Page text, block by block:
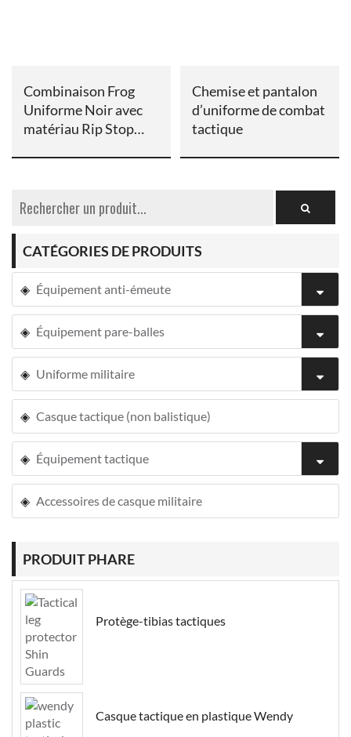
Combinaison Frog
Uniforme Noir avec
matériau Rip Stop
Chemise et pantalon
d’uniforme de combat
tactique
CATÉGORIES DE PRODUITS
Équipement anti-émeute
Équipement pare-balles
Uniforme militaire
Casque tactique (non balistique)
Équipement tactique
Accessoires de casque militaire
PRODUIT PHARE
Protège-tibias tactiques
Casque tactique en plastique Wendy